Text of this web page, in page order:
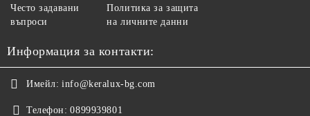
Често задавани
въпроси
Политика за защита
на личните данни
Информация за контакти:
Имейл: info@keralux-bg.com
Телефон: 0899939801